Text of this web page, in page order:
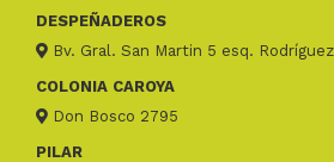
DESPEÑADEROS
Bv. Gral. San Martin 5 esq.
COLONIA CAROYA
Don Bosco 2795
PILAR